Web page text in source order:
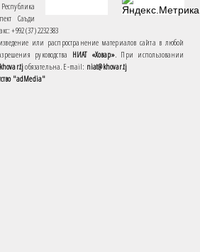
Саъди
+992 (37) 2232383
или распространение материалов сайта в любой
руководства НИАТ «Ховар». При использовании
обязательна. E-mail: niat@khovar.tj
"adMedia"